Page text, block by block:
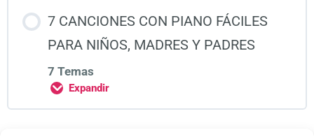
7 CANCIONES CON PIANO FÁCILES
PARA NIÑOS, MADRES Y PADRES
7 Temas
Expandir